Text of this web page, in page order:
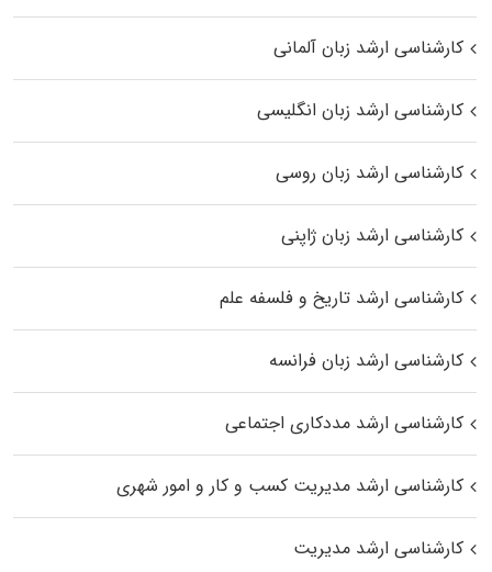
کارشناسی ارشد زبان آلمانی
کارشناسی ارشد زبان انگلیسی
کارشناسی ارشد زبان روسی
کارشناسی ارشد زبان ژاپنی
کارشناسی ارشد تاریخ و فلسفه علم
کارشناسی ارشد زبان فرانسه
کارشناسی ارشد مددکاری اجتماعی
کارشناسی ارشد مدیریت کسب و کار و امور شهری
کارشناسی ارشد مدیریت